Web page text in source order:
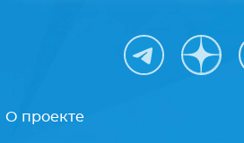
О проекте